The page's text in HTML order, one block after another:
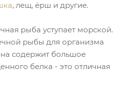
, лещ, ёрш и другие.
рыба уступает морской.
рыбы для организма
содержит большое
белка - это отличная